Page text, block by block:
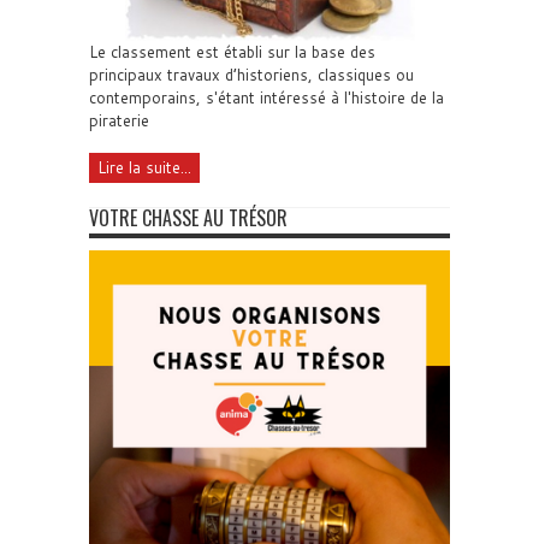
Le classement est établi sur la base des
principaux travaux d’historiens, classiques ou
contemporains, s'étant intéressé à l'histoire de la
piraterie
Lire la suite...
VOTRE CHASSE AU TRÉSOR